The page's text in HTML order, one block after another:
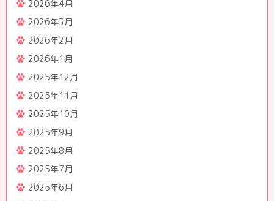
2026年4月
2026年3月
2026年2月
2026年1月
2025年12月
2025年11月
2025年10月
2025年9月
2025年8月
2025年7月
2025年6月